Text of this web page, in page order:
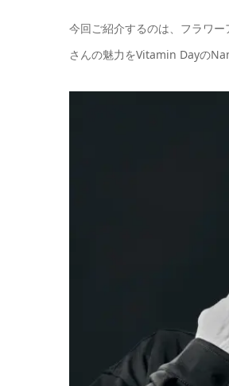
今回ご紹介するのは、フラワ
さんの魅力をVitamin Dayの